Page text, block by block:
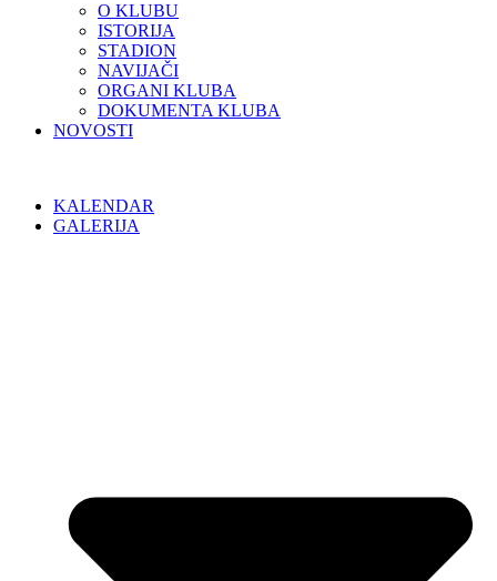
O KLUBU
ISTORIJA
STADION
NAVIJAČI
ORGANI KLUBA
DOKUMENTA KLUBA
NOVOSTI
KALENDAR
GALERIJA